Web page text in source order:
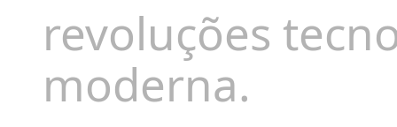
revoluções
moderna.